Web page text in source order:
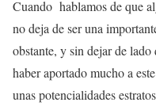
Cuando hablamos de que
no deja de ser una
obstante, y sin dejar de
haber aportado mucho a
unas potencialidades